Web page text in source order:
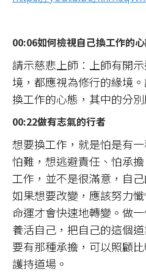
00:06如何檢視自己換工作的
請示慈悲上師：上師有開
境，都應視為修行的緣境
換工作的心態，其中的分
00:22做有志氣的行者
想要換工作，就是怕是有
怕難，想逃避責任、怕承
工作，並不是很滿意，自
如果想要改變，應該努力
命運才會快速地轉變。做
養活自己，把自己的這個
要有那種承擔，可以照顧
護持道場。